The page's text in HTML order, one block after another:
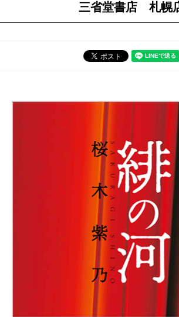
三省堂書店 札幌